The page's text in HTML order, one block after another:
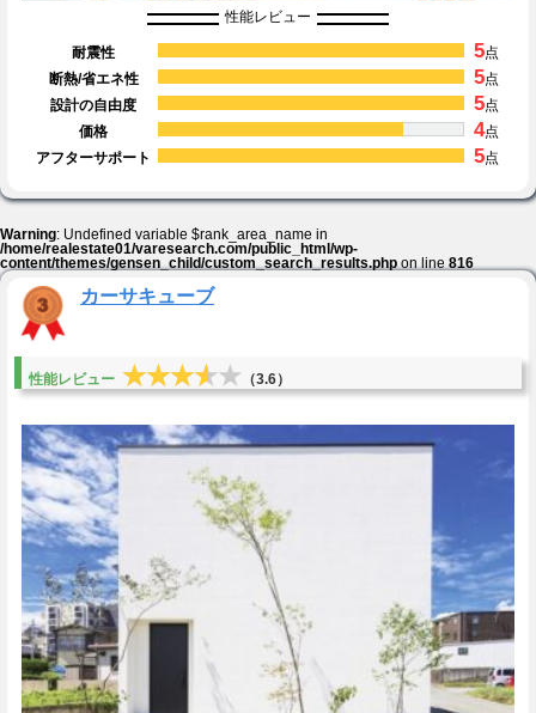
性能レビュー
耐震性 5点
断熱/省エネ性
5点
設計の自由度
5点
価格
4点
アフターサポート
5点
Warning: Undefined variable $rank_area_name in
/home/realestate01/varesearch.com/public_html/wp-
content/themes/gensen_child/custom_search_results.php on line 816
カーサキューブ
性能レビュー ★★★★★
★★★★★ （3.6）